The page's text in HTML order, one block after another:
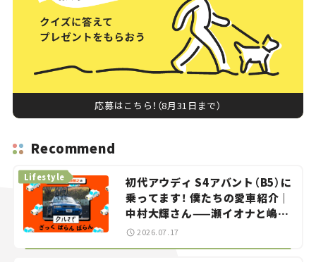
応募はこちら！（8月31日まで）
Recommend
初代アウディ S4アバント（B5）に
乗ってます！ 僕たちの愛車紹介｜
中村大輝さん——瀬イオナと嶋田
智之の「クルマでざっくばらんば
らん！」＃20
Lifestyle
2026.07.17